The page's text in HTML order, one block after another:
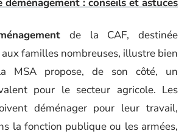
de la CAF, destinée
familles nombreuses, illustre bien
MSA propose, de son côté, un
pour le secteur agricole. Les
déménager pour leur travail,
la fonction publique ou les armées,